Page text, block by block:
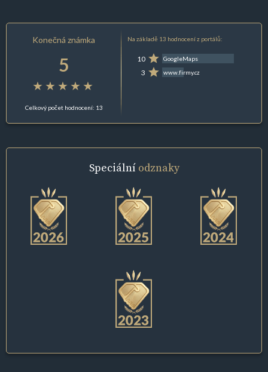
Konečná známka
5
Celkový počet hodnocení: 13
Na základě 13 hodnocení z portálů:
10 GoogleMaps
3 www.firmy.cz
Speciální odznaky